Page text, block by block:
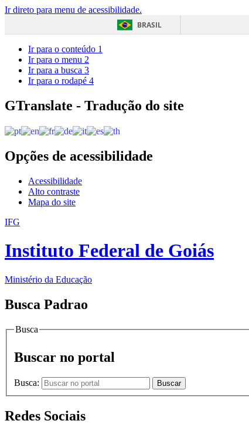
Ir direto para menu de acessibilidade.
BRASIL
Ir para o conteúdo 1
Ir para o menu 2
Ir para a busca 3
Ir para o rodapé 4
GTranslate - Tradução do site
Opções de acessibilidade
Acessibilidade
Alto contraste
Mapa do site
IFG
Instituto Federal de Goiás
Ministério da Educação
Busca Padrao
Busca
Buscar no portal
Busca: Buscar
Redes Sociais